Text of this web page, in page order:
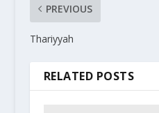
PREVIOUS
Thariyyah
RELATED POSTS